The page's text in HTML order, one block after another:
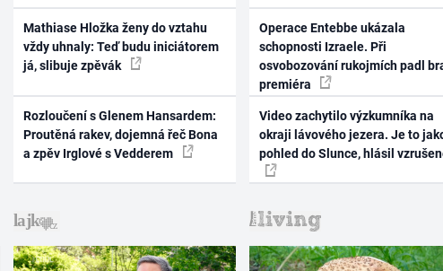
Mathiase Hložka ženy do vztahu
vždy uhnaly: Teď budu iniciátorem
já, slibuje zpěvák
Rozloučení s Glenem Hansardem:
Proutěná rakev, dojemná řeč Bona
a zpěv Irglové s Vedderem
Operace Entebbe ukázala
schopnosti Izraele. Při
osvobozování rukojmích padl
premiéra
Video zachytilo výzkumníka na
okraji lávového jezera. Je to
pohled do Slunce, hlásil